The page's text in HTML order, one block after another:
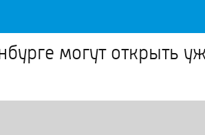
могут открыть